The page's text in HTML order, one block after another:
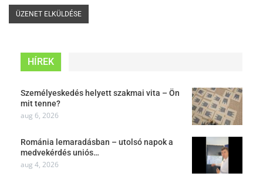
HÍREK
Személyeskedés helyett szakmai vita – Ön
mit tenne?
aug 6, 2026
Románia lemaradásban – utolsó napok a
medvekérdés uniós…
aug 4, 2026